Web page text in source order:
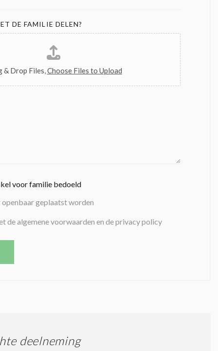
DE FAMILIE DELEN?
& Drop Files,Choose Files to Upload
voor familie bedoeld
geplaatst worden
de algemene voorwaarden en de privacy policy
deelneming